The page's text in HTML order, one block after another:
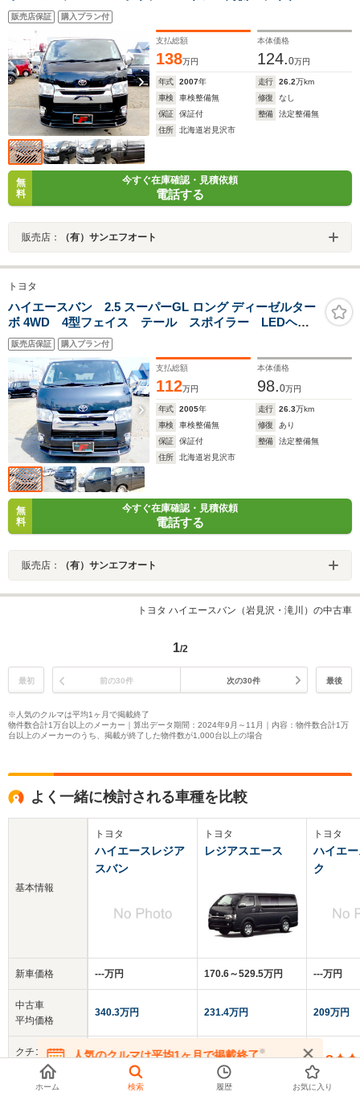
修復歴無し 黒革調シートカバー リアヒーター&クーラ
ー ブラックピアノ調パネル リアスポ ETC タイミ
ングベルト交換済 ナビTV&バックカメラ
販売店保証 購入プラン付
支払総額
138万円
本体価格
124.0万円
年式 2007年 走行 26.2万km
車検
車検整備無 修復
なし
保証
保証付 整備
法定整備無
住所
北海道岩見沢市
無
料
今すぐ在庫確認・見積依頼
電話する
販売店： （有）サンエフオート
トヨタ
ハイエースバン 2.5 スーパーGL ロング ディーゼルター
ボ 4WD 4型フェイス テール スポイラー LEDヘッ
ド&フォグ 両側スライド DPF無し タイミングベルト
交換済 リアヒーター&クーラー
販売店保証 購入プラン付
支払総額
112万円
本体価格
98.0万円
年式 2005年 走行 26.3万km
車検
車検整備無 修復
あり
保証
保証付 整備
法定整備無
住所
北海道岩見沢市
無
料
今すぐ在庫確認・見積依頼
電話する
販売店： （有）サンエフオート
トヨタ ハイエースバン（岩見沢・滝川）の中古車
1/2
最初 前の30件 次の30件 最後
※人気のクルマは平均1ヶ月で掲載終了
物件数合計1万台以上のメーカー｜算出データ期間：2024年9月～11月｜内容：物件数合計1万
台以上のメーカーのうち、掲載が終了した物件数が1,000台以上の場合
よく一緒に検討される車種を比較
基本情報
新車価格
中古車
平均価格
クチコミ
総合評価
トヨタ
ハイエースレジア
スバン
‐‐‐万円
340.3万円
3.8
トヨタ
レジアスエース
170.6～529.5万円
231.4万円
3.9
トヨタ
ハイエ
ク
‐‐‐万円
209万円
3.8
人気のクルマは平均1ヶ月で掲載終了※
在庫が無くなる前にお問い合わせください
ホーム 検索 履歴 お気に入り